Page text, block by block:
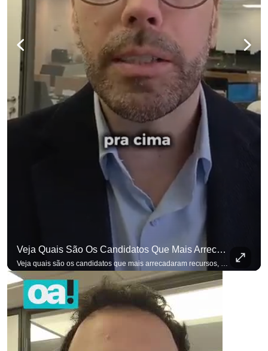
Veja Quais São Os Candidatos Que Mais Arrecadaram Recursos, Até Agora, Por Meio De Vaquinhas Eleito
Veja quais são os candidatos que mais arrecadaram recursos, até agora, por meio de vaquinhas eleitorais. #OAntagonista Se você busca informação com credibilidade, inscreva-se agora e ative o